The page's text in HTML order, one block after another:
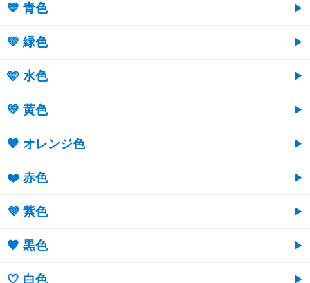
💙 青色
💚 緑色
🩵 水色
💛 黄色
🧡 オレンジ色
❤️ 赤色
💜 紫色
🖤 黒色
🤍 白色